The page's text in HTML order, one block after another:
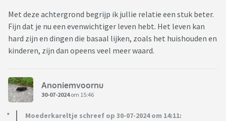
Met deze achtergrond begrijp ik jullie relatie een stuk beter.
Fijn dat je nu een evenwichtiger leven hebt. Het leven kan
hard zijn en dingen die basaal lijken, zoals het huishouden en
kinderen, zijn dan opeens veel meer waard.
Anoniemvoornu
30-07-2024om 15:46
Moederkareltje schreef op 30-07-2024 om 14:11: